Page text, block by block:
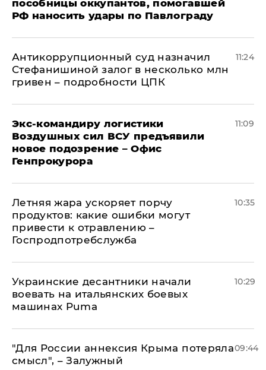
пособницы оккупантов, помогавшей
РФ наносить удары по Павлограду
Антикоррупционный суд назначил
Стефанишиной залог в несколько млн
гривен – подробности ЦПК
11:24
Экс-командиру логистики
Воздушных сил ВСУ предъявили
новое подозрение – Офис
Генпрокурора
11:09
Летняя жара ускоряет порчу
продуктов: какие ошибки могут
привести к отравлению –
Госпродпотребслужба
10:35
Украинские десантники начали
воевать на итальянских боевых
машинах Puma
10:29
"Для России аннексия Крыма потеряла
смысл", – Залужный
09:44